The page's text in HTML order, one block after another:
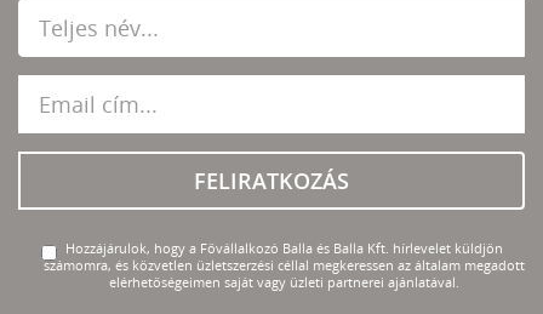
FELIRATKOZÁS
Hozzájárulok, hogy a Fővállalkozó Balla és Balla Kft. hírlevelet küldjön
számomra, és közvetlen üzletszerzési céllal megkeressen az általam megadott
elérhetőségeimen saját vagy üzleti partnerei ajánlatával.